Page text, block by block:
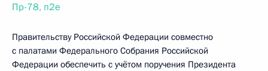
Пр-78, п2е
Правительству Российской Федерации совместно
с палатами Федерального Собрания Российской
Федерации обеспечить с учётом поручения Президента